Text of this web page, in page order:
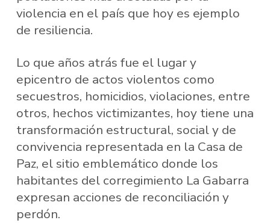
violencia en el país que hoy es ejemplo
de resiliencia.
Lo que años atrás fue el lugar y
epicentro de actos violentos como
secuestros, homicidios, violaciones, entre
otros, hechos victimizantes, hoy tiene una
transformación estructural, social y de
convivencia representada en la Casa de
Paz, el sitio emblemático donde los
habitantes del corregimiento La Gabarra
expresan acciones de reconciliación y
perdón.